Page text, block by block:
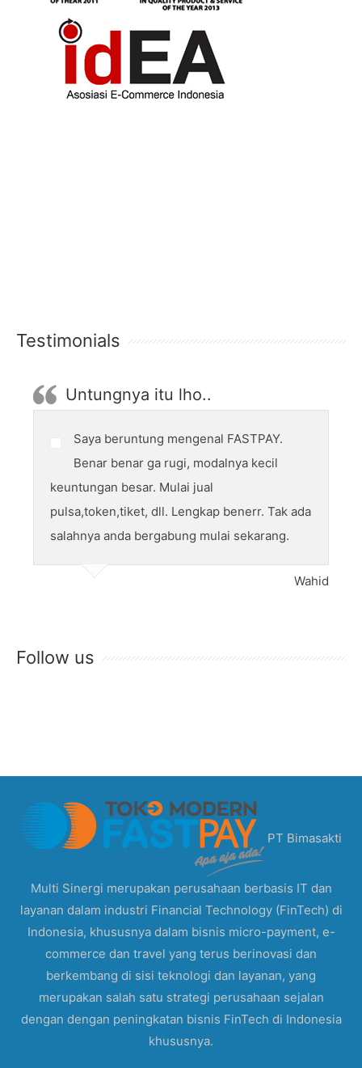
Testimonials
Untungnya itu lho..
Saya beruntung mengenal FASTPAY.
Benar benar ga rugi, modalnya kecil
keuntungan besar. Mulai jual
pulsa,token,tiket, dll. Lengkap benerr. Tak ada
salahnya anda bergabung mulai sekarang.
Wahid
Follow us
PT Bimasakti
Multi Sinergi merupakan perusahaan berbasis IT dan
layanan dalam industri Financial Technology (FinTech) di
Indonesia, khususnya dalam bisnis micro-payment, e-
commerce dan travel yang terus berinovasi dan
berkembang di sisi teknologi dan layanan, yang
merupakan salah satu strategi perusahaan sejalan
dengan dengan peningkatan bisnis FinTech di Indonesia
khususnya.